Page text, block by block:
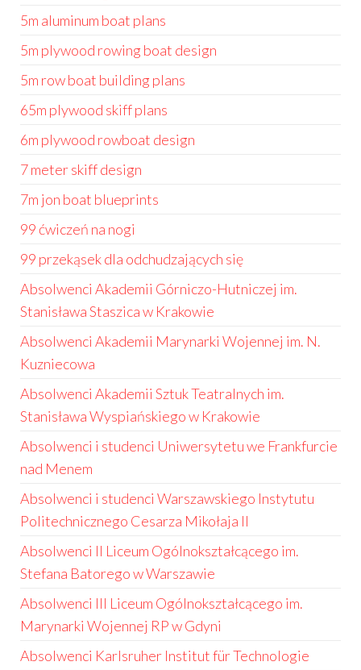
5m aluminum boat plans
5m plywood rowing boat design
5m row boat building plans
65m plywood skiff plans
6m plywood rowboat design
7 meter skiff design
7m jon boat blueprints
99 ćwiczeń na nogi
99 przekąsek dla odchudzających się
Absolwenci Akademii Górniczo-Hutniczej im.
Stanisława Staszica w Krakowie
Absolwenci Akademii Marynarki Wojennej im. N.
Kuzniecowa
Absolwenci Akademii Sztuk Teatralnych im.
Stanisława Wyspiańskiego w Krakowie
Absolwenci i studenci Uniwersytetu we Frankfurcie
nad Menem
Absolwenci i studenci Warszawskiego Instytutu
Politechnicznego Cesarza Mikołaja II
Absolwenci II Liceum Ogólnokształcącego im.
Stefana Batorego w Warszawie
Absolwenci III Liceum Ogólnokształcącego im.
Marynarki Wojennej RP w Gdyni
Absolwenci Karlsruher Institut für Technologie